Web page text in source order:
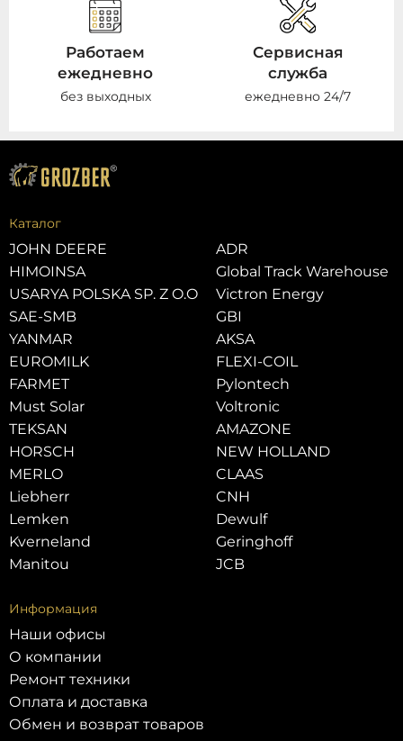
Работаем
ежедневно
без выходных
Сервисная
служба
ежедневно 24/7
Каталог
JOHN DEERE
HIMOINSA
USARYA POLSKA SP. Z O.O
SAE-SMB
YANMAR
EUROMILK
FARMET
Must Solar
TEKSAN
HORSCH
MERLO
Liebherr
Lemken
Kverneland
Manitou
ADR
Global Track Warehouse
Victron Energy
GBI
AKSA
FLEXI-COIL
Pylontech
Voltronic
AMAZONE
NEW HOLLAND
CLAAS
CNH
Dewulf
Geringhoff
JCB
Информация
Наши офисы
О компании
Ремонт техники
Оплата и доставка
Обмен и возврат товаров